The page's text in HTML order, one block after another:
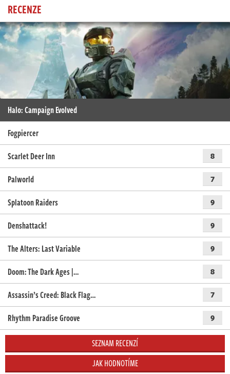
RECENZE
Halo: Campaign Evolved
Fogpiercer
Scarlet Deer Inn
8
Palworld 7
Splatoon Raiders 9
Denshattack! 9
The Alters: Last Variable 9
Doom: The Dark Ages |… 8
Assassin’s Creed: Black Flag… 7
Rhythm Paradise Groove 9
SEZNAM RECENZÍ
JAK HODNOTÍME